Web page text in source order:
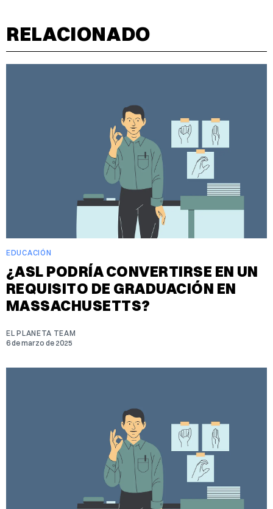
RELACIONADO
EDUCACIÓN
¿ASL PODRÍA CONVERTIRSE EN UN
REQUISITO DE GRADUACIÓN EN
MASSACHUSETTS?
EL PLANETA TEAM
6 de marzo de 2025